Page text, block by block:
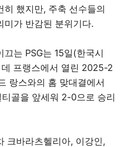
했지만, 주축 선수들의
미가 반감된 분위기다.
는 PSG는 15일(한국시
프랭스에서 열린 2025-2
랑스와의 홈 맞대결에서
골을 앞세워 2-0으로 승리
크바라츠헬리아, 이강인,